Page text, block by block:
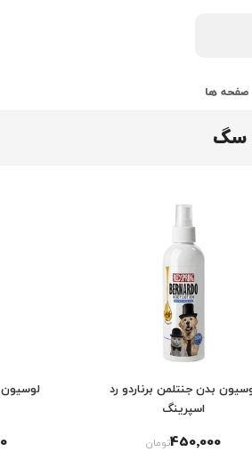
صفحه ها
سگ
بدن جنتلمن برناردو رد
اسپرینگ
450٬000تومان